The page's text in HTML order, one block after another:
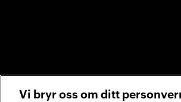
Vi bryr oss om ditt